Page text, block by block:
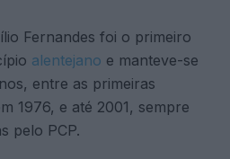
Fernandes foi o primeiro
alentejano e manteve-se
entre as primeiras
1976, e até 2001, sempre
pelo PCP.